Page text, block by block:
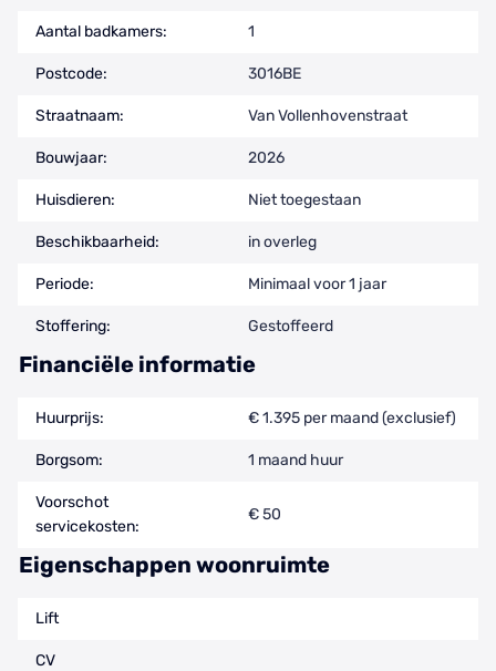
Aantal badkamers: 1
Postcode: 3016BE
Straatnaam: Van Vollenhovenstraat
Bouwjaar: 2026
Huisdieren: Niet toegestaan
Beschikbaarheid: in overleg
Periode: Minimaal voor 1 jaar
Stoffering: Gestoffeerd
Financiële informatie
Huurprijs: € 1.395 per maand (exclusief)
Borgsom: 1 maand huur
Voorschot
servicekosten:
€ 50
Eigenschappen woonruimte
Lift
CV